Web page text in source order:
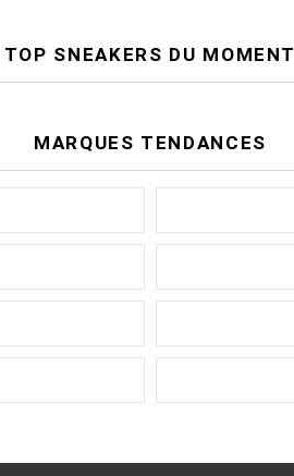
TOP SNEAKERS DU MOMENT
MARQUES TENDANCES